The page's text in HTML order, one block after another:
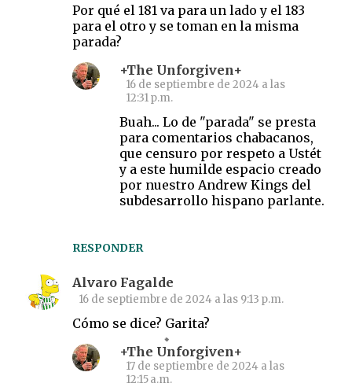
Por qué el 181 va para un lado y el 183
para el otro y se toman en la misma
parada?
RESPONDER
+The Unforgiven+
16 de septiembre de 2024 a las
12:31 p.m.
Buah... Lo de "parada" se presta
para comentarios chabacanos,
que censuro por respeto a Ustét
y a este humilde espacio creado
por nuestro Andrew Kings del
subdesarrollo hispano parlante.
Alvaro Fagalde
16 de septiembre de 2024 a las 9:13 p.m.
Cómo se dice? Garita?
+The Unforgiven+
17 de septiembre de 2024 a las
12:15 a.m.